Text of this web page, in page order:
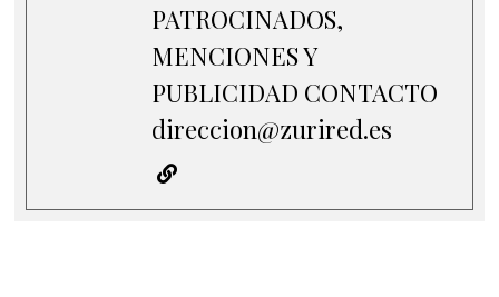
PATROCINADOS,
MENCIONES Y
PUBLICIDAD CONTACTO
direccion@zurired.es